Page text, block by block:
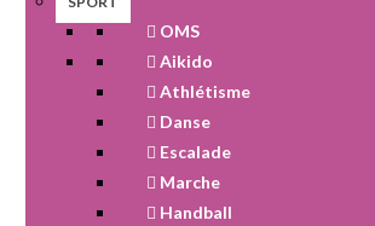
OMS
Aikido
Athlétisme
Danse
Escalade
Marche
Handball